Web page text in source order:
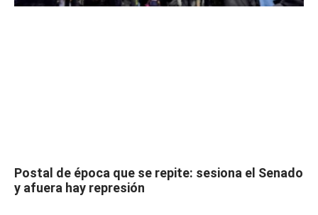
Postal de época que se repite: sesiona el Senado
y afuera hay represión